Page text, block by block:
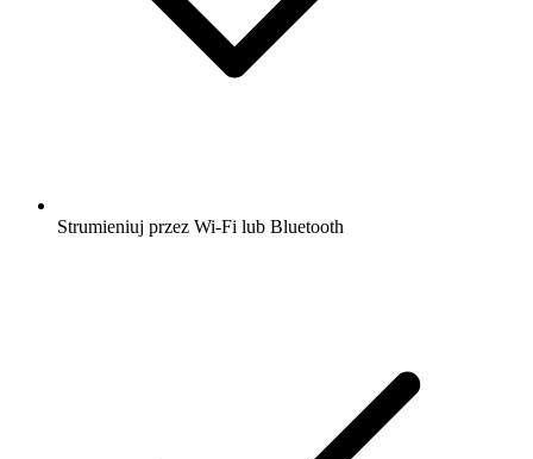
Strumieniuj przez Wi-Fi lub Bluetooth